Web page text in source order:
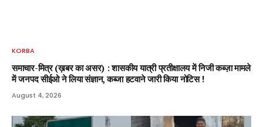
KORBA
समाचार-मित्र (ख़बर का असर) : शासकीय यात्री प्रतीक्षालय में निजी कब्ज़ा मामले
में जनपद सीईओ ने लिया संज्ञान, कब्जा हटवाने जारी किया नोटिस !
August 4, 2026